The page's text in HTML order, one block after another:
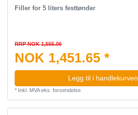
Filler for 5 liters festtønder
RRP NOK 1,555.06
NOK 1,451.65 *
Legg til i handlekurven
* Inkl. MVAeks. forsendelse